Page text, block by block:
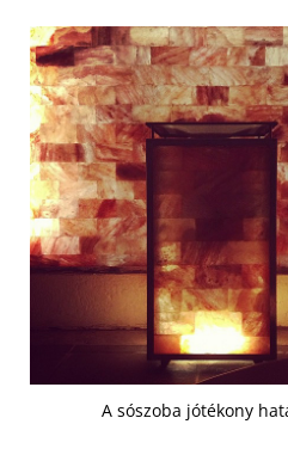
A sószoba jótékony